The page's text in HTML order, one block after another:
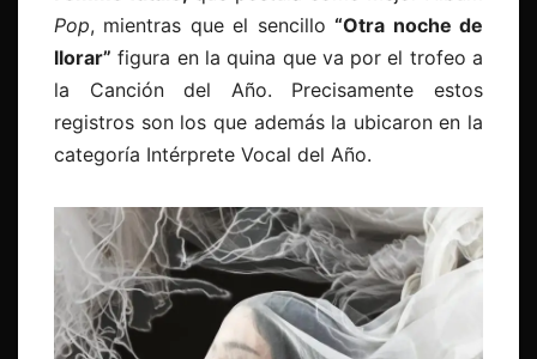
Pop, mientras que el sencillo“Otra noche de
llorar” figura en la quina que va por el trofeo a
la Canción del Año. Precisamente estos
registros son los que además la ubicaron en la
categoría Intérprete Vocal del Año.